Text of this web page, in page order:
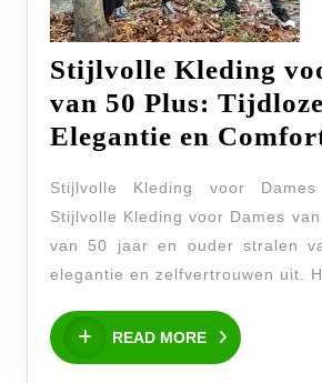
Stijlvolle Kleding
van 50 Plus: Tijdloze
Elegantie en
Stijlvolle Kleding voor
Stijlvolle Kleding voor Dames
van 50 jaar en ouder stralen
elegantie en zelfvertrouwen uit.
READ MORE
READ
MORE